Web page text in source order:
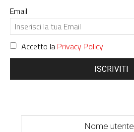
Email
Accetto la Privacy Policy
ISCRIVITI
Nome utente